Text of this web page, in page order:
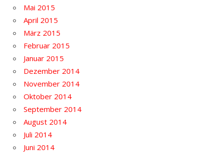
Mai 2015
April 2015
März 2015
Februar 2015
Januar 2015
Dezember 2014
November 2014
Oktober 2014
September 2014
August 2014
Juli 2014
Juni 2014